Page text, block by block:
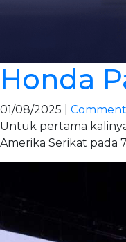
Honda
01/08/2025 | Comment
Untuk pertama
Amerika Serikat pada